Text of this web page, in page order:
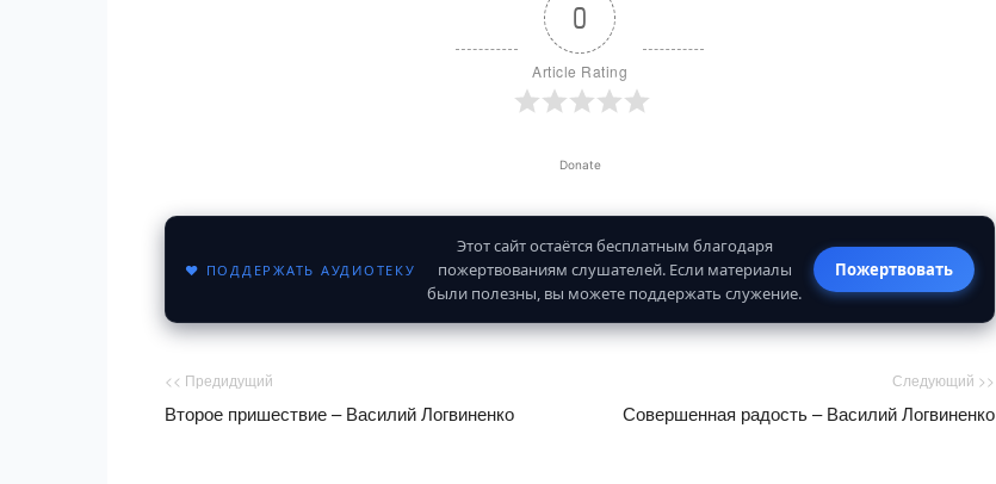
0
Article Rating
Donate
♥ ПОДДЕРЖАТЬ АУДИОТЕКУ
Этот сайт остаётся бесплатным благодаря
пожертвованиям слушателей. Если материалы
были полезны, вы можете поддержать служение.
Пожертвовать
<< Предидущий
Второе пришествие – Василий Логвиненко
Следующий >>
Совершенная радость – Василий Логвиненко